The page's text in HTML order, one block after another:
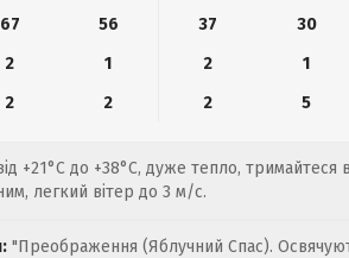
67 56 37 30
2 1 2 1
2 2 2 5
+21°C до +38°C, дуже тепло, тримайтеся
легкий вітер до 3 м/с.
"Преображення (Яблучний Спас).